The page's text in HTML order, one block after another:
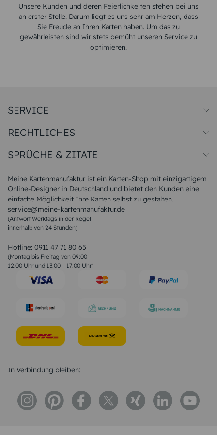
Unsere Kunden und deren Feierlichkeiten stehen bei uns
an erster Stelle. Darum liegt es uns sehr am Herzen, dass
Sie Freude an Ihren Karten haben. Um das zu
gewährleisten sind wir stets bemüht unseren Service zu
optimieren.
Meine Kartenmanufaktur ist ein Karten-Shop mit einzigartigem
Online-Designer in Deutschland und bietet den Kunden eine
einfache Möglichkeit Ihre Karten selbst zu gestalten.
service@meine-kartenmanufaktur.de
(Antwort Werktags in der Regel
innerhalb von 24 Stunden)
Hotline: 0911 47 71 80 65
(Montag bis Freitag von 09:00 –
12:00 Uhr und 13:00 – 17:00 Uhr)
SERVICE
Papiersorten
Unsere Produktion
Magazin
FAQ
RECHTLICHES
Widerrufsbelehrung
SPRÜCHE & ZITATE
Liebeskummer Sprüche
Sommer Sprüche
Muttertagssprüche
Sprüche zur Hochzeit
Sprüche zur Konfirmation & Kommunion
Weihnachtsgedichte
Liebessprüche
Geburtstagssprüche
Trauersprüche
Konfirmation Glückwünsche
In Verbindung bleiben: